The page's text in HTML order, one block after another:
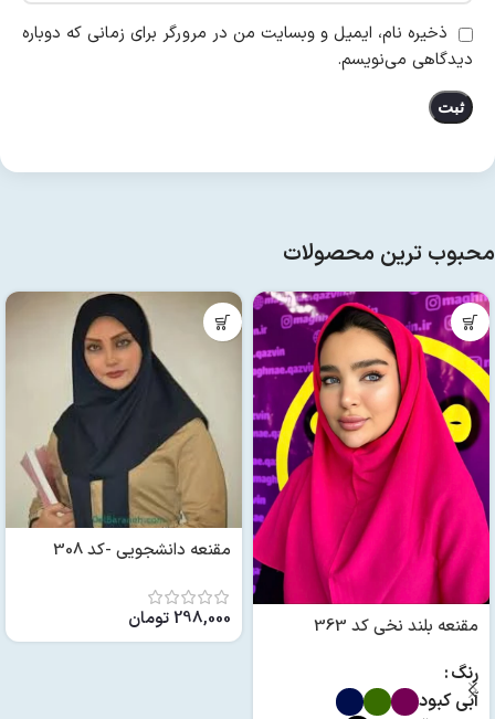
ذخیره نام، ایمیل و وبسایت من در مرورگر برای زمانی که دوباره
دیدگاهی می‌نویسم.
محبوب ترین محصولات
مقنعه بلند نخی کد 363
رنگ
آبی کبود
مقنعه دانشجویی -کد 308
298,000تومان